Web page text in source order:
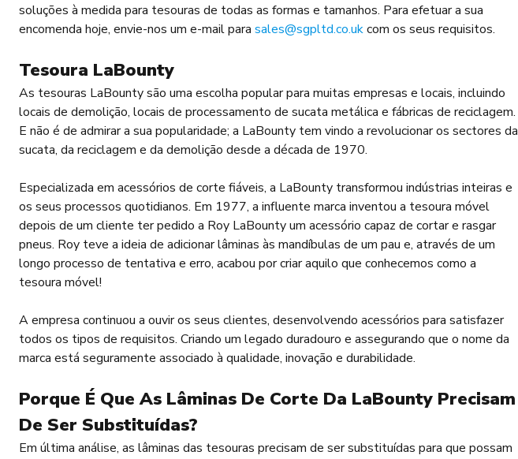
soluções à medida para tesouras de todas as formas e tamanhos. Para efetuar a sua
encomenda hoje, envie-nos um e-mail para sales@sgpltd.co.ukcom os seus requisitos.
Tesoura LaBounty
As tesouras LaBounty são uma escolha popular para muitas empresas e locais, incluindo
locais de demolição, locais de processamento de sucata metálica e fábricas de reciclagem.
E não é de admirar a sua popularidade; a LaBounty tem vindo a revolucionar os sectores da
sucata, da reciclagem e da demolição desde a década de 1970.
Especializada em acessórios de corte fiáveis, a LaBounty transformou indústrias inteiras e
os seus processos quotidianos. Em 1977, a influente marca inventou a tesoura móvel
depois de um cliente ter pedido a Roy LaBounty um acessório capaz de cortar e rasgar
pneus. Roy teve a ideia de adicionar lâminas às mandíbulas de um pau e, através de um
longo processo de tentativa e erro, acabou por criar aquilo que conhecemos como a
tesoura móvel!
A empresa continuou a ouvir os seus clientes, desenvolvendo acessórios para satisfazer
todos os tipos de requisitos. Criando um legado duradouro e assegurando que o nome da
marca está seguramente associado à qualidade, inovação e durabilidade.
Porque É Que As Lâminas De Corte Da LaBounty Precisam
De Ser Substituídas?
Em última análise, as lâminas das tesouras precisam de ser substituídas para que possam